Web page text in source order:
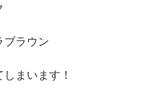
ブラウン
まいます！